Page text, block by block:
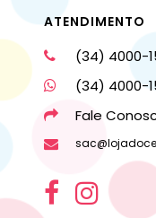
ATENDIMENTO
(34) 4000-
(34) 4000-
Fale